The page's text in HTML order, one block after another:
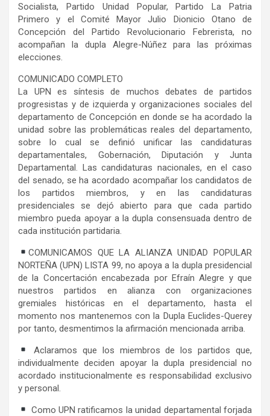
Socialista, Partido Unidad Popular, Partido La Patria
Primero y el Comité Mayor Julio Dionicio Otano de
Concepción del Partido Revolucionario Febrerista, no
acompañan la dupla Alegre-Núñez para las próximas
elecciones.
COMUNICADO COMPLETO
La UPN es síntesis de muchos debates de partidos
progresistas y de izquierda y organizaciones sociales del
departamento de Concepción en donde se ha acordado la
unidad sobre las problemáticas reales del departamento,
sobre lo cual se definió unificar las candidaturas
departamentales, Gobernación, Diputación y Junta
Departamental. Las candidaturas nacionales, en el caso
del senado, se ha acordado acompañar los candidatos de
los partidos miembros, y en las candidaturas
presidenciales se dejó abierto para que cada partido
miembro pueda apoyar a la dupla consensuada dentro de
cada institución partidaria.
COMUNICAMOS QUE LA ALIANZA UNIDAD POPULAR
NORTEÑA (UPN) LISTA 99, no apoya a la dupla presidencial
de la Concertación encabezada por Efraín Alegre y que
nuestros partidos en alianza con organizaciones
gremiales históricas en el departamento, hasta el
momento nos mantenemos con la Dupla Euclides-Querey
por tanto, desmentimos la afirmación mencionada arriba.
Aclaramos que los miembros de los partidos que,
individualmente deciden apoyar la dupla presidencial no
acordado institucionalmente es responsabilidad exclusivo
y personal.
Como UPN ratificamos la unidad departamental forjada